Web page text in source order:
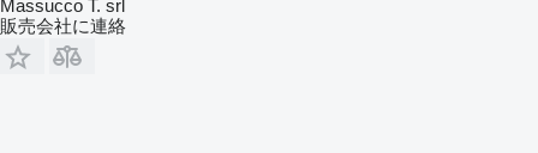
Massucco T. srl
販売会社に連絡